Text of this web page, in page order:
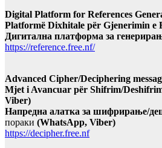
Digital Platform for References
Platformë Dixhitale për Gjenerimin e
Дигитална платформа за
https://reference.free.nf/
Advanced Cipher/Deciphering
Mjet i Avancuar për Shifrim/
Viber)
Напредна алатка за шифрирање/
пораки (WhatsApp, Viber)
https://decipher.free.nf